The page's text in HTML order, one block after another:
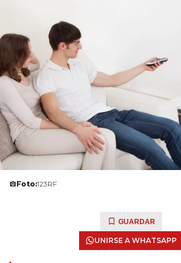
Foto:123RF
GUARDAR
UNIRSE A WHATSAPP